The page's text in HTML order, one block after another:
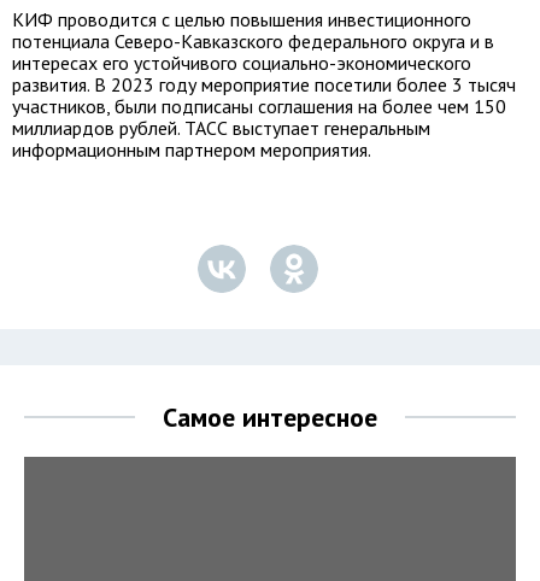
КИФ проводится с целью повышения инвестиционного
потенциала Северо-Кавказского федерального округа и в
интересах его устойчивого социально-экономического
развития. В 2023 году мероприятие посетили более 3 тысяч
участников, были подписаны соглашения на более чем 150
миллиардов рублей. ТАСС выступает генеральным
информационным партнером мероприятия.
Самое интересное